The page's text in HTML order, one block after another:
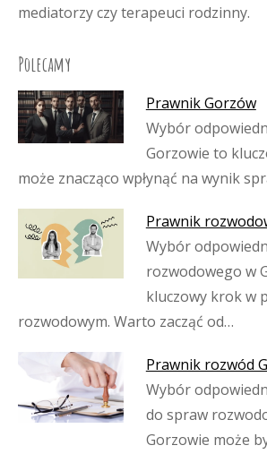
mediatorzy czy terapeuci rodzinny.
Polecamy
Prawnik Gorzów
Wybór
Gorzowie to
może znacząco wpłynąć na wynik
Prawnik
Wybór
rozwodowego w
kluczowy krok w
rozwodowym. Warto zacząć od…
Prawnik rozwód
Wybór
do spraw
Gorzowie może